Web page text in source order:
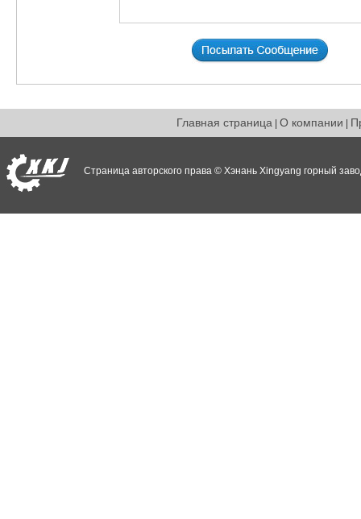
Главная страница| О компании
Страница авторского права © Хэнань Xingyang горный